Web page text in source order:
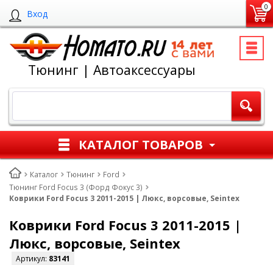
Вход
0
Тюнинг | Автоаксессуары
КАТАЛОГ ТОВАРОВ
Каталог Тюнинг
Ford
Тюнинг Ford Focus 3 (Форд Фокус 3)
Коврики Ford Focus 3 2011-2015 | Люкс, ворсовые, Seintex
Коврики Ford Focus 3 2011-2015 |
Люкс, ворсовые, Seintex
Артикул: 83141